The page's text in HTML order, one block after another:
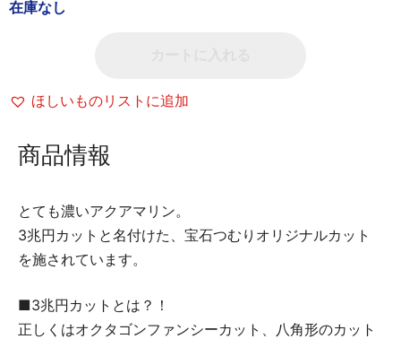
在庫なし
ほしいものリストに追加
商品情報
とても濃いアクアマリン。
3兆円カットと名付けた、宝石つむりオリジナルカット
を施されています。
■3兆円カットとは？！
正しくはオクタゴンファンシーカット、八角形のカット